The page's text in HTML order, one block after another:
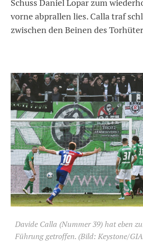
Schuss Daniel Lopar zum
vorne abprallen lies. Calla traf
zwischen den Beinen des
Davide Calla (Nummer 39) hat eben
Führung getroffen. (Bild: Keystone/